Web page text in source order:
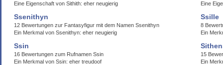
Eine Eigenschaft von Sithith: eher neugierig
Eine
Ssenithyn
12 Bewertungen zur Fantasyfigur mit dem Namen Ssenithyn
Ein Merkmal von Ssenithyn: eher neugierig
Ssille
8
Ein
Ssin
16 Bewertungen zum Rufnamen Ssin
Ein Merkmal von Ssin: eher treudoof
15
Ein